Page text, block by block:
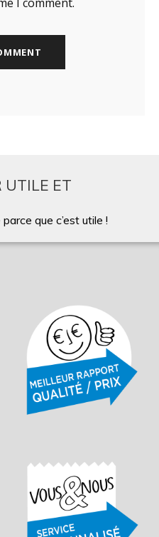
UTILE ET
que c’est utile !